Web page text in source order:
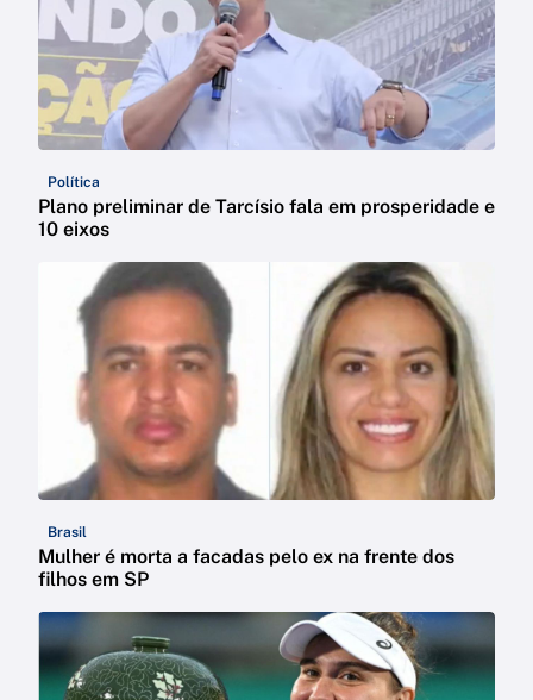
Política
Plano preliminar de Tarcísio fala em prosperidade e
10 eixos
Brasil
Mulher é morta a facadas pelo ex na frente dos
filhos em SP